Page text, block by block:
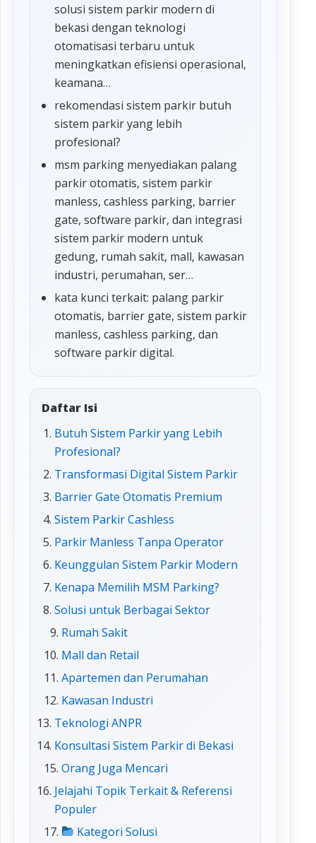
solusi sistem parkir modern di
bekasi dengan teknologi
otomatisasi terbaru untuk
meningkatkan efisiensi operasional,
keamana…
rekomendasi sistem parkir butuh
sistem parkir yang lebih
profesional?
msm parking menyediakan palang
parkir otomatis, sistem parkir
manless, cashless parking, barrier
gate, software parkir, dan integrasi
sistem parkir modern untuk
gedung, rumah sakit, mall, kawasan
industri, perumahan, ser…
kata kunci terkait: palang parkir
otomatis, barrier gate, sistem parkir
manless, cashless parking, dan
software parkir digital.
Daftar Isi
Butuh Sistem Parkir yang Lebih
Profesional?
Transformasi Digital Sistem Parkir
Barrier Gate Otomatis Premium
Sistem Parkir Cashless
Parkir Manless Tanpa Operator
Keunggulan Sistem Parkir Modern
Kenapa Memilih MSM Parking?
Solusi untuk Berbagai Sektor
Rumah Sakit
Mall dan Retail
Apartemen dan Perumahan
Kawasan Industri
Teknologi ANPR
Konsultasi Sistem Parkir di Bekasi
Orang Juga Mencari
Jelajahi Topik Terkait & Referensi
Populer
Kategori Solusi